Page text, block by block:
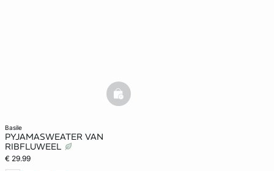
basile
PYJAMASWEATER VAN
RIBFLUWEEL
€ 29.99
basketfull